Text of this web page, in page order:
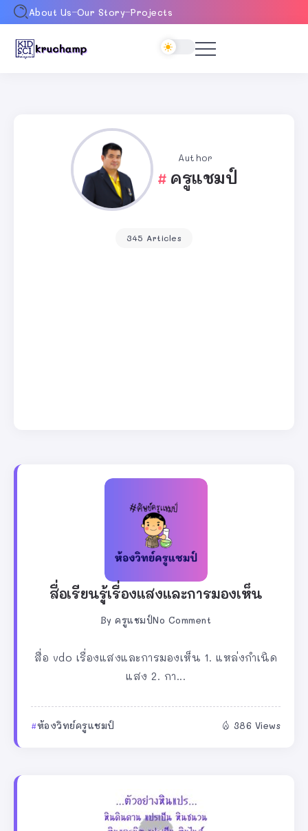
About Us Our Story Projects
Author
ครูแชมป์
345 Articles
สื่อเรียนรู้เรื่องแสงและการมองเห็น
By ครูแชมป์No Comment
สื่อ vdo เรื่องแสงและการมองเห็น 1. แหล่งกำเนิด
แสง 2. กา...
ห้องวิทย์ครูแชมป์ 386 Views